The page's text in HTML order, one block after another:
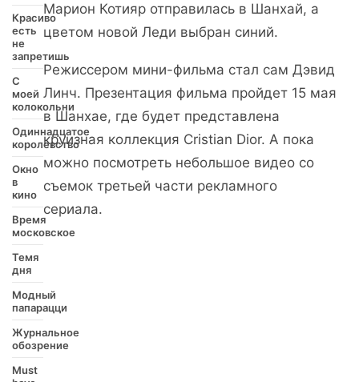
Красиво
есть
не
запретишь
С
моей
колокольни
Одиннадцатое
королевство
Окно
в
кино
Время
московское
Темя
дня
Модный
папарацци
Журнальное
обозрение
Must
Марион Котияр отправилась в Шанхай, а
цветом новой Леди выбран синий.
Режиссером мини-фильма стал сам Дэвид
Линч. Презентация фильма пройдет 15 мая
в Шанхае, где будет представлена
круизная коллекция Cristian Dior. А пока
можно посмотреть небольшое видео со
съемок третьей части рекламного
сериала.